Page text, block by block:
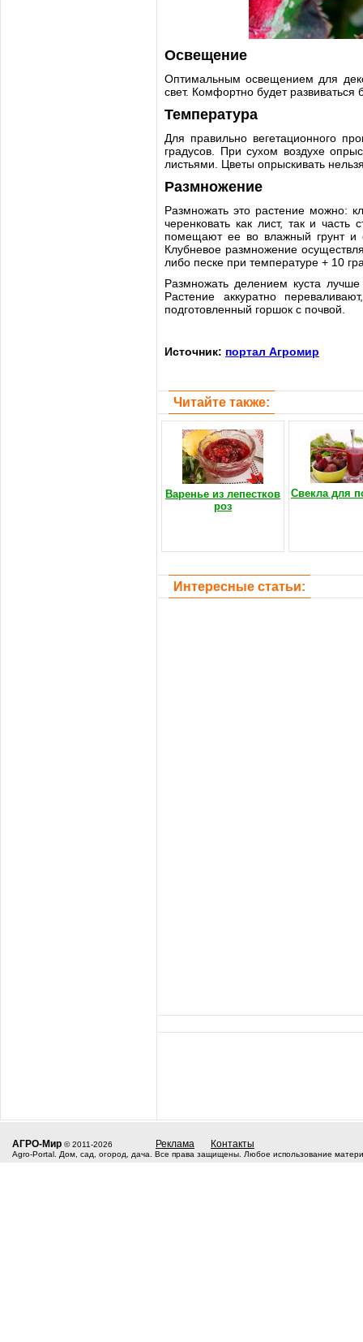
Освещение
Оптимальным освещением для
свет. Комфортно будет
Температура
Для правильно вегетационного
градусов. При сухом воздухе
листьями. Цветы опрыскивать
Размножение
Размножать это растение можно:
черенковать как лист, так и часть
помещают ее во влажный грунт и
Клубневое размножение
либо песке при температуре + 10
Размножать делением куста
Растение аккуратно
подготовленный горшок с почвой.
Источник: портал Агромир
Читайте также:
Варенье из лепестков
роз
Свекла для
Интересные статьи:
АГРО-Мир © 2011-2026 Реклама Контакты
Agro-Portal. Дом, сад, огород, дача. Все права защищены. Любое использование